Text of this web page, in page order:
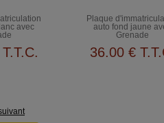
avec
T.T.C.
Plaque
auto fond jaune
Grenade
36.00 €